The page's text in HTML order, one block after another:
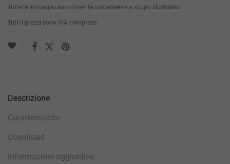
Tutte le immagini sono inserite unicamente a scopo illustrativo
Tutti i prezzi sono IVA compresa
Descrizione
Caratteristiche
Download
Informazioni aggiuntive